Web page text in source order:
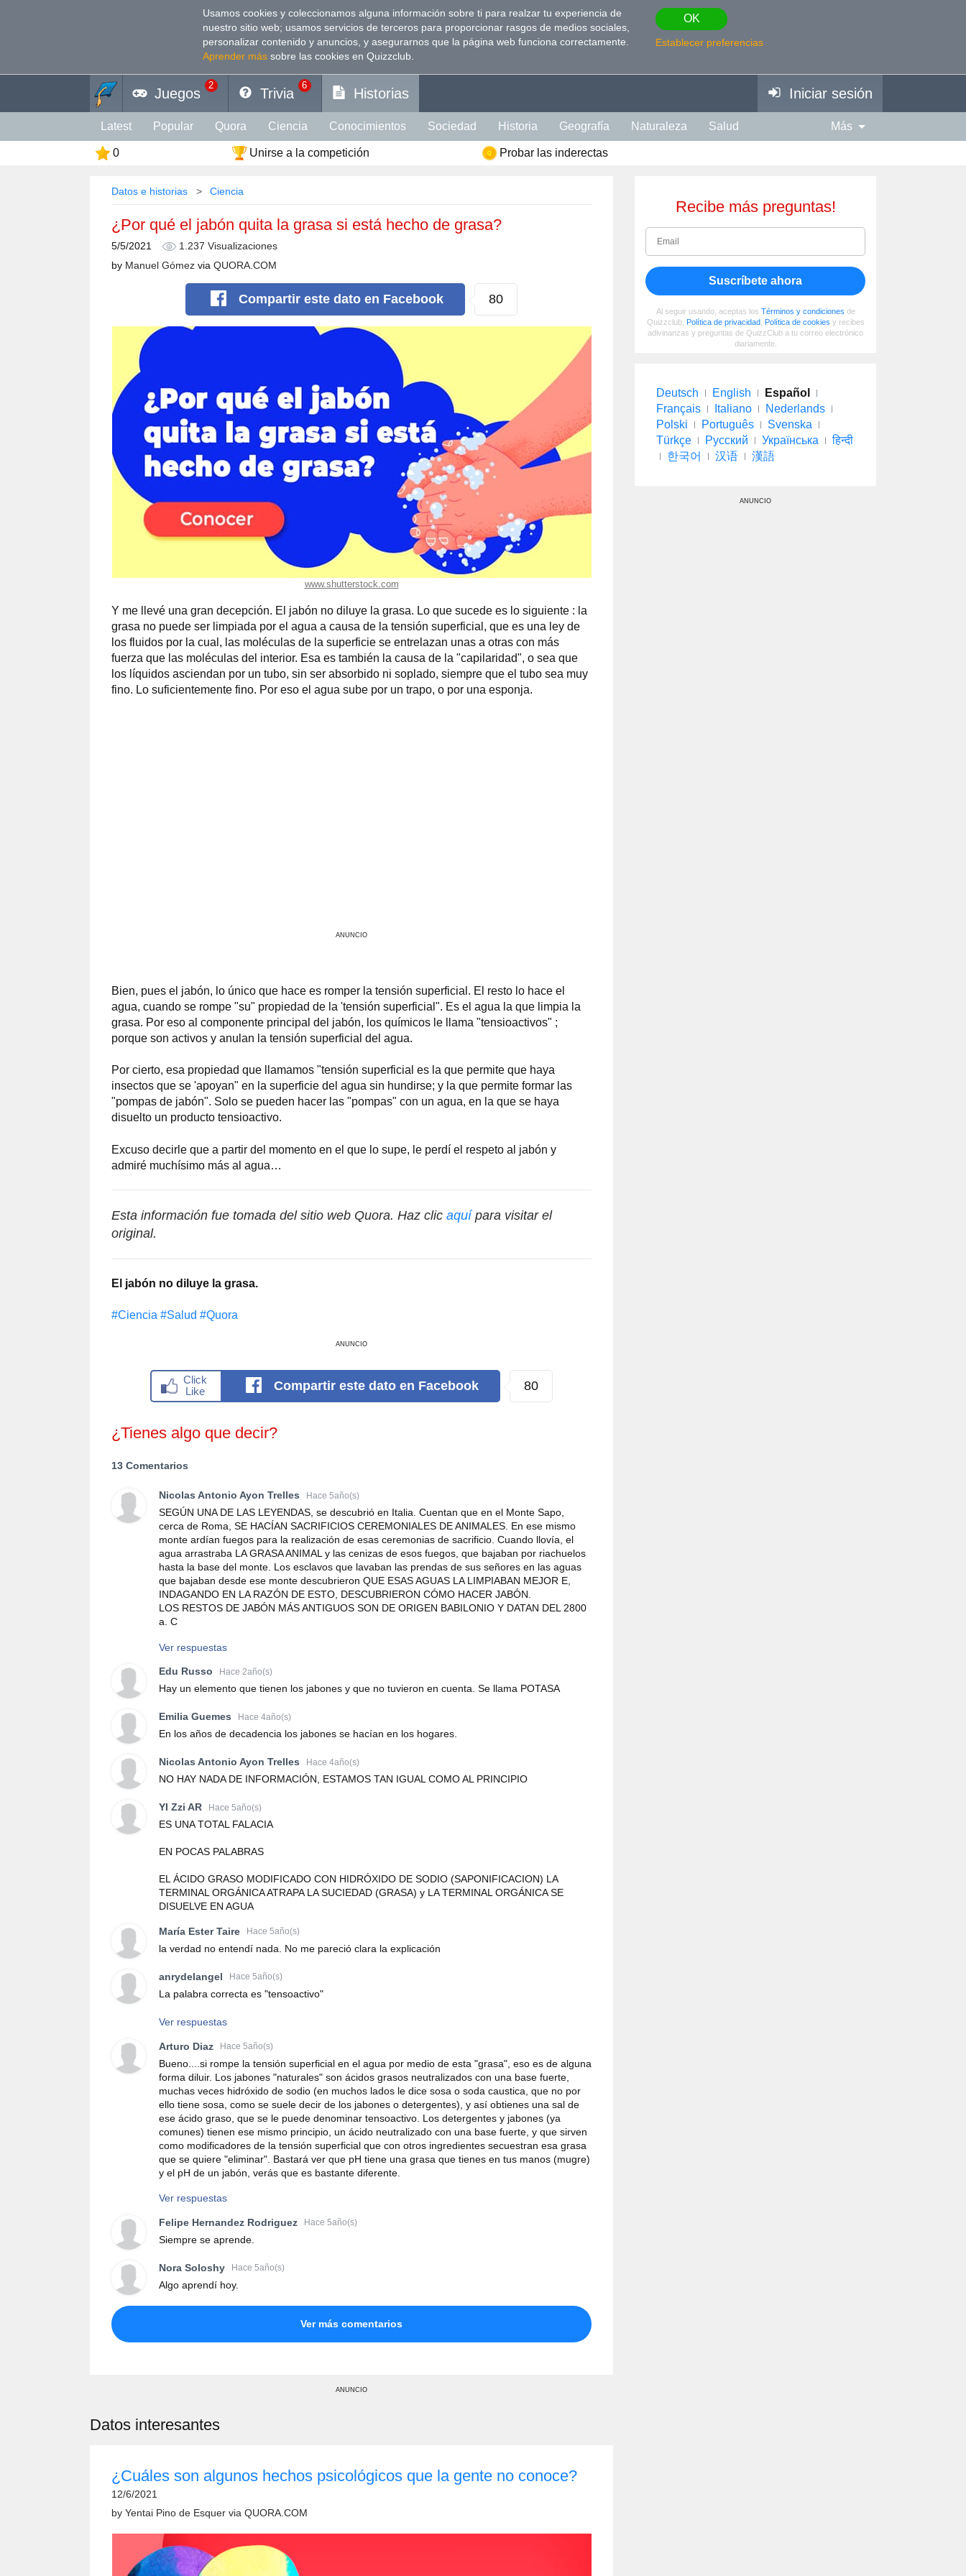
Usamos cookies y coleccionamos alguna información sobre ti para realzar tu experiencia de
nuestro sitio web; usamos servicios de terceros para proporcionar rasgos de medios sociales,
personalizar contenido y anuncios, y asegurarnos que la página web funciona correctamente.
Aprender más sobre las cookies en Quizzclub.
OK
Establecer preferencias
Juegos
2
Trivia
6
Historias Iniciar sesión
Latest Popular Quora Сiencia Conocimientos Sociedad Historia Geografía Naturaleza Salud
Personalidad Animales Visión Política Idioma Comida
Más
0 Unirse a la competición Probar las inderectas
Datos e historias Сiencia
¿Por qué el jabón quita la grasa si está hecho de grasa?
5/5/2021
1.237 Visualizaciones
by Manuel Gómez via QUORA.COM
Compartireste datoen Facebook 80
www.shutterstock.com
Y me llevé una gran decepción. El jabón no diluye la grasa. Lo que sucede es lo siguiente : la
grasa no puede ser limpiada por el agua a causa de la tensión superficial, que es una ley de
los fluidos por la cual, las moléculas de la superficie se entrelazan unas a otras con más
fuerza que las moléculas del interior. Esa es también la causa de la "capilaridad", o sea que
los líquidos asciendan por un tubo, sin ser absorbido ni soplado, siempre que el tubo sea muy
fino. Lo suficientemente fino. Por eso el agua sube por un trapo, o por una esponja.
ANUNCIO
Bien, pues el jabón, lo único que hace es romper la tensión superficial. El resto lo hace el
agua, cuando se rompe "su" propiedad de la 'tensión superficial". Es el agua la que limpia la
grasa. Por eso al componente principal del jabón, los químicos le llama "tensioactivos" ;
porque son activos y anulan la tensión superficial del agua.
Por cierto, esa propiedad que llamamos "tensión superficial es la que permite que haya
insectos que se 'apoyan" en la superficie del agua sin hundirse; y la que permite formar las
"pompas de jabón". Solo se pueden hacer las "pompas" con un agua, en la que se haya
disuelto un producto tensioactivo.
Excuso decirle que a partir del momento en el que lo supe, le perdí el respeto al jabón y
admiré muchísimo más al agua…
Esta información fue tomada del sitio web Quora. Haz clic aquípara visitar el
original.
El jabón no diluye la grasa.
#Сiencia #Salud #Quora
ANUNCIO
Compartir este dato en Facebook 80
¿Tienes algo que decir?
13 Comentarios
Nicolas Antonio Ayon Trelles Hace 5año(s)
SEGÚN UNA DE LAS LEYENDAS, se descubrió en Italia. Cuentan que en el Monte Sapo,
cerca de Roma, SE HACÍAN SACRIFICIOS CEREMONIALES DE ANIMALES. En ese mismo
monte ardían fuegos para la realización de esas ceremonias de sacrificio. Cuando llovía, el
agua arrastraba LA GRASA ANIMAL y las cenizas de esos fuegos, que bajaban por riachuelos
hasta la base del monte. Los esclavos que lavaban las prendas de sus señores en las aguas
que bajaban desde ese monte descubrieron QUE ESAS AGUAS LA LIMPIABAN MEJOR E,
INDAGANDO EN LA RAZÓN DE ESTO, DESCUBRIERON CÓMO HACER JABÓN.
LOS RESTOS DE JABÓN MÁS ANTIGUOS SON DE ORIGEN BABILONIO Y DATAN DEL 2800
a. C
Ver respuestas
Edu Russo Hace 2año(s)
Hay un elemento que tienen los jabones y que no tuvieron en cuenta. Se llama POTASA
Emilia Guemes Hace 4año(s)
En los años de decadencia los jabones se hacían en los hogares.
Nicolas Antonio Ayon Trelles Hace 4año(s)
NO HAY NADA DE INFORMACIÓN, ESTAMOS TAN IGUAL COMO AL PRINCIPIO
YI Zzi AR Hace 5año(s)
ES UNA TOTAL FALACIA
EN POCAS PALABRAS
EL ÁCIDO GRASO MODIFICADO CON HIDRÓXIDO DE SODIO (SAPONIFICACION) LA
TERMINAL ORGÁNICA ATRAPA LA SUCIEDAD (GRASA) y LA TERMINAL ORGÁNICA SE
DISUELVE EN AGUA
María Ester Taire Hace 5año(s)
la verdad no entendí nada. No me pareció clara la explicación
anrydelangel Hace 5año(s)
La palabra correcta es "tensoactivo"
Ver respuestas
Arturo Diaz Hace 5año(s)
Bueno....si rompe la tensión superficial en el agua por medio de esta "grasa", eso es de alguna
forma diluir. Los jabones "naturales" son ácidos grasos neutralizados con una base fuerte,
muchas veces hidróxido de sodio (en muchos lados le dice sosa o soda caustica, que no por
ello tiene sosa, como se suele decir de los jabones o detergentes), y así obtienes una sal de
ese ácido graso, que se le puede denominar tensoactivo. Los detergentes y jabones (ya
comunes) tienen ese mismo principio, un ácido neutralizado con una base fuerte, y que sirven
como modificadores de la tensión superficial que con otros ingredientes secuestran esa grasa
que se quiere "eliminar". Bastará ver que pH tiene una grasa que tienes en tus manos (mugre)
y el pH de un jabón, verás que es bastante diferente.
Ver respuestas
Felipe Hernandez Rodriguez Hace 5año(s)
Siempre se aprende.
Nora Soloshy Hace 5año(s)
Algo aprendí hoy.
Ver más comentarios
ANUNCIO
Datos interesantes
¿Cuáles son algunos hechos psicológicos que la gente no conoce?
12/6/2021
by Yentai Pino de Esquer via QUORA.COM
Recibe más preguntas!
Suscríbete ahora
Al seguir usando, aceptas los Términos y condiciones de
Quizzclub, Política de privacidad, Política de cookies y recibes
adivinanzas y preguntas de QuizzClub a tu correo electrónico
diariamente.
Deutsch English
Español
Français
Italiano
Nederlands
Polski
Português
Svenska
Türkçe
Русский Українська
हिन्दी
한국어
汉语 漢語
ANUNCIO